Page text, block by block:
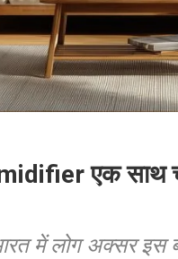
एक साथ
में लोग अक्सर